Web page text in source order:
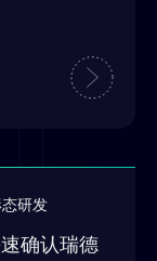
研发
确认瑞德